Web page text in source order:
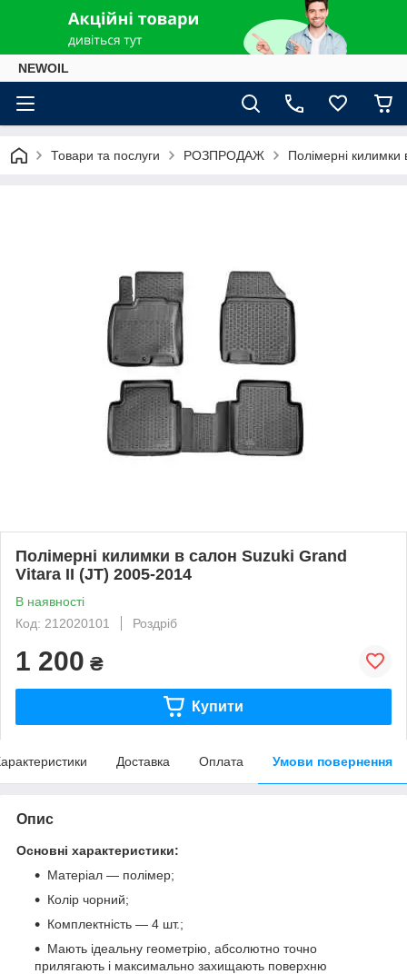
NEWOIL
Товари та послуги РОЗПРОДАЖ Полімерні
Полімерні килимки в салон Suzuki Grand
Vitara II (JT) 2005-2014
В наявності
Код: 212020101
Роздріб
1 200 ₴
Купити
Доставка Оплата Умови повернення
Опис
Основні характеристики:
Матеріал — полімер;
Колір чорний;
Комплектність — 4 шт.;
Мають ідеальну геометрію, абсолютно точно
прилягають і максимально захищають поверхню